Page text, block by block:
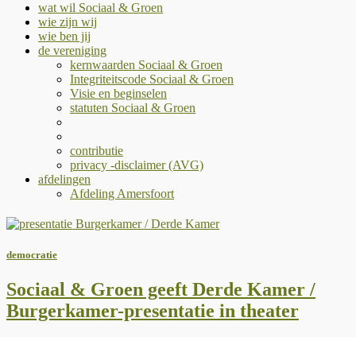
wat wil Sociaal & Groen
wie zijn wij
wie ben jij
de vereniging
kernwaarden Sociaal & Groen
Integriteitscode Sociaal & Groen
Visie en beginselen
statuten Sociaal & Groen
contributie
privacy -disclaimer (AVG)
afdelingen
Afdeling Amersfoort
democratie
Sociaal & Groen geeft Derde Kamer /
Burgerkamer-presentatie in theater